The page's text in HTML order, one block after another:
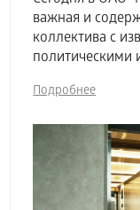
важная и
коллектива с
политическими
Подробнее